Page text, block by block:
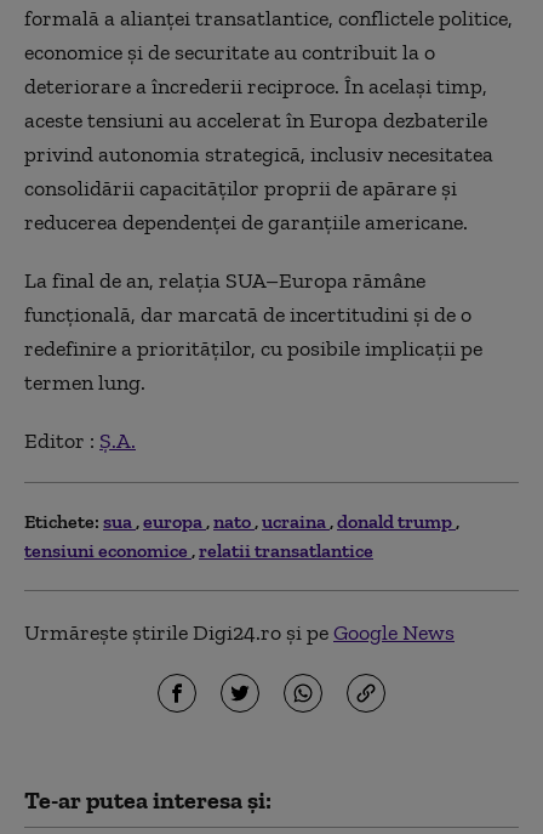
formală a alianţei transatlantice, conflictele politice,
economice şi de securitate au contribuit la o
deteriorare a încrederii reciproce. În acelaşi timp,
aceste tensiuni au accelerat în Europa dezbaterile
privind autonomia strategică, inclusiv necesitatea
consolidării capacităţilor proprii de apărare şi
reducerea dependenţei de garanţiile americane.
La final de an, relaţia SUA–Europa rămâne
funcţională, dar marcată de incertitudini şi de o
redefinire a priorităţilor, cu posibile implicaţii pe
termen lung.
Editor : Ș.A.
Etichete: sua europa nato ucraina donald trump
tensiuni economice relatii transatlantice
Urmărește știrile Digi24.ro și peGoogle News
Te-ar putea interesa și: